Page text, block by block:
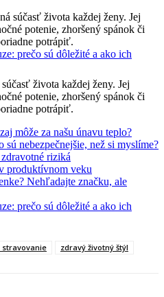
prečo sú dôležité a ako ich
života každej ženy. Jej
potenie, zhoršený spánok či
potrápiť.
môže za našu únavu teplo?
sú nebezpečnejšie, než si myslíme?
riziká
produktívnom veku
Nehľadajte značku, ale
prečo sú dôležité a ako ich
stravovanie zdravý životný štýl